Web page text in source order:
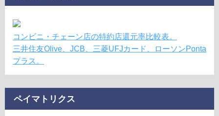
コンビニ・チェーン店の特約店還元率比較表。
三井住友Olive、JCB、三菱UFJカード、ローソンPonta
プラス。
ペイマトリクス